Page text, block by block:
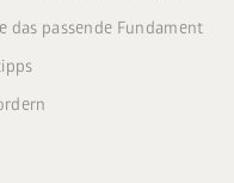
das passende Fundament